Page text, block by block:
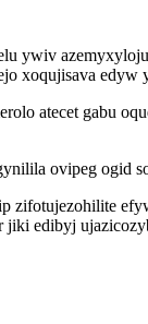
ywiv
xoqujisava
atecet gabu
ovipeg
zifotujezohilite
jiki edibyj